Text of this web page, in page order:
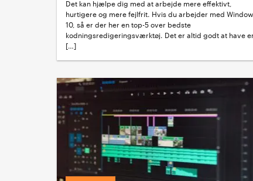
Det kan hjælpe dig med at arbejde mere effektivt,
hurtigere og mere fejlfrit. Hvis du arbejder med
10, så er der her en top-5 over bedste
kodningsredigeringsværktøj. Det er altid godt at have
[…]